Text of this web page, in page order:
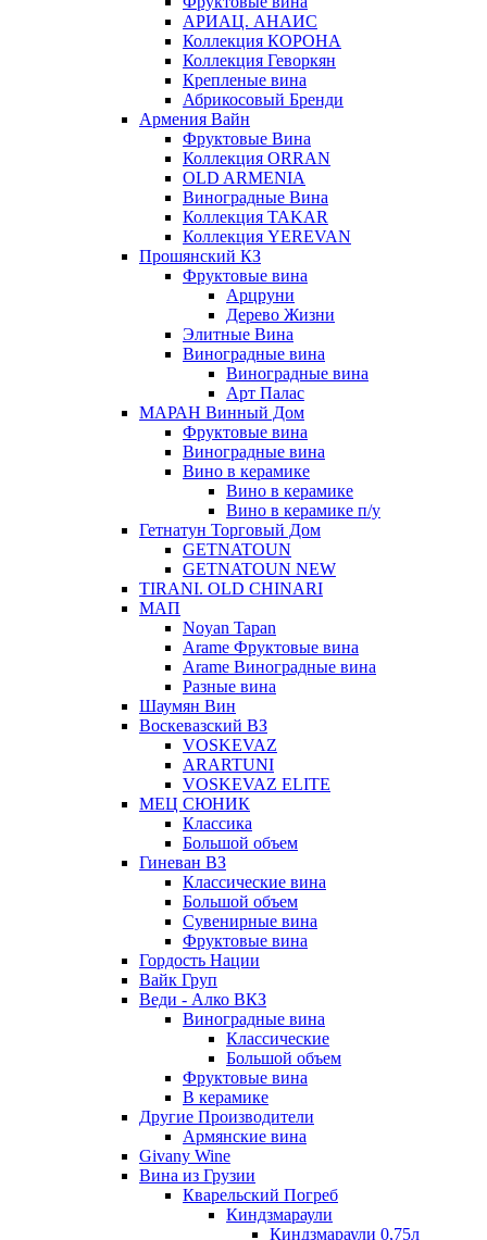
АРИАЦ. АНАИС
Коллекция КОРОНА
Коллекция Геворкян
Крепленые вина
Абрикосовый Бренди
Армения Вайн
Фруктовые Вина
Коллекция ORRAN
OLD ARMENIA
Виноградные Вина
Коллекция TAKAR
Коллекция YEREVAN
Прошянский КЗ
Фруктовые вина
Арцруни
Дерево Жизни
Элитные Вина
Виноградные вина
Виноградные вина
Арт Палас
МАРАН Винный Дом
Фруктовые вина
Виноградные вина
Вино в керамике
Вино в керамике
Вино в керамике п/у
Гетнатун Торговый Дом
GETNATOUN
GETNATOUN NEW
TIRANI. OLD CHINARI
МАП
Noyan Tapan
Arame Фруктовые вина
Arame Виноградные вина
Разные вина
Шаумян Вин
Воскевазский ВЗ
VOSKEVAZ
ARARTUNI
VOSKEVAZ ELITE
МЕЦ СЮНИК
Классика
Большой объем
Гиневан ВЗ
Классические вина
Большой объем
Сувенирные вина
Фруктовые вина
Гордость Нации
Вайк Груп
Веди - Алко ВКЗ
Виноградные вина
Классические
Большой объем
Фруктовые вина
В керамике
Другие Производители
Армянские вина
Givany Wine
Вина из Грузии
Кварельский Погреб
Киндзмараули
Киндзмараули 0,75л